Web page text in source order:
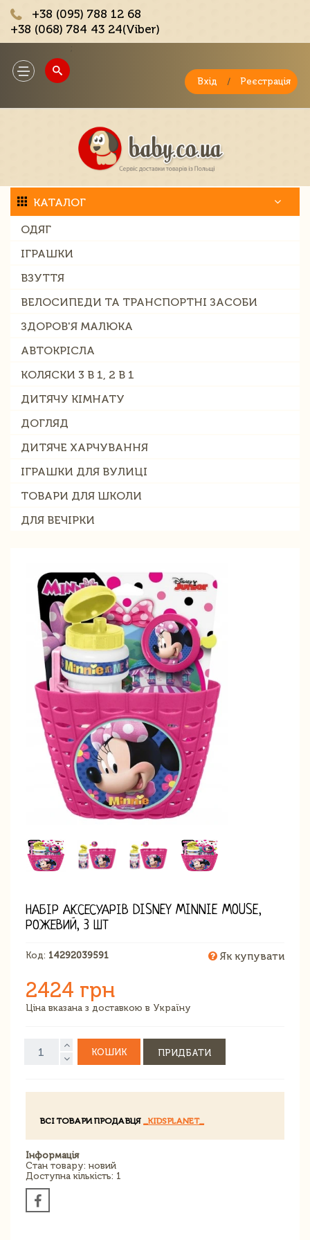
+38 (095) 788 12 68
+38 (068) 784 43 24(Viber)
Toggle
navigation
Вхід / Реєстрація
КАТАЛОГ
ОДЯГ
ІГРАШКИ
ВЗУТТЯ
ВЕЛОСИПЕДИ ТА ТРАНСПОРТНІ ЗАСОБИ
ЗДОРОВ'Я МАЛЮКА
АВТОКРІСЛА
КОЛЯСКИ 3 В 1, 2 В 1
ДИТЯЧУ КІМНАТУ
ДОГЛЯД
ДИТЯЧЕ ХАРЧУВАННЯ
ІГРАШКИ ДЛЯ ВУЛИЦІ
ТОВАРИ ДЛЯ ШКОЛИ
ДЛЯ ВЕЧІРКИ
НАБІР АКСЕСУАРІВ DISNEY MINNIE MOUSE,
РОЖЕВИЙ, 3 ШТ
Код: 14292039591 Як купувати
2424 грн
Ціна вказана з доставкою в Україну
КОШИК ПРИДБАТИ
ВСІ ТОВАРИ ПРОДАВЦЯ _KIDSPLANET_
Інформація
Стан товару: новий
Доступна кількість: 1